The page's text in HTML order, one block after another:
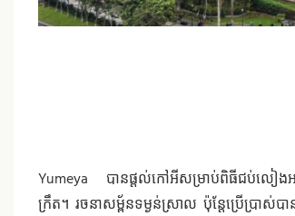
Yumeya បានផ្តល់កៅអីសម្រាប់ពិធីជប់លៀ
ក្រឹត។ រចនាសម្ព័នទម្ងន់ស្រាល ប៉ុន្តែប្រើប្រាស់